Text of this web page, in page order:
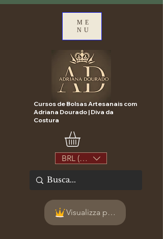
ME
NU
Cursos de Bolsas Artesanais com
Adriana Dourado | Diva da
Costura
BRL (R$)
Visualizza punti